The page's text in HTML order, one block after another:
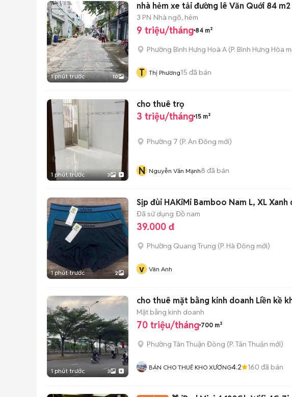
1 phút trước 10
nhà hẻm xe tải đường lê Văn Quới 84
3 PN Nhà ngõ, hẻm
9 triệu/tháng 84 m²
Phường Bình Hưng Hoà A (P. Bình Hưng Hòa
T Thị Phương15 đã bán
1 phút trước 3
cho thuê trọ
3 triệu/tháng 15 m²
Phường 7 (P. An Đông mới)
N Nguyễn Văn Mạnh8 đã bán
1 phút trước 2
Sịp đùi HAKiMi Bamboo Nam L, XL Xanh
Đã sử dụng Đồ nam
39.000 đ
Phường Quang Trung (P. Hà Đông mới)
v Vân Anh
1 phút trước 3
cho thuê mặt bằng kinh doanh Liền kề
Mặt bằng kinh doanh
70 triệu/tháng 700 m²
Phường Tân Thuận Đông (P. Tân Thuận mới)
BÁN CHO THUÊ KHO XƯƠNG4.2 160 đã bán